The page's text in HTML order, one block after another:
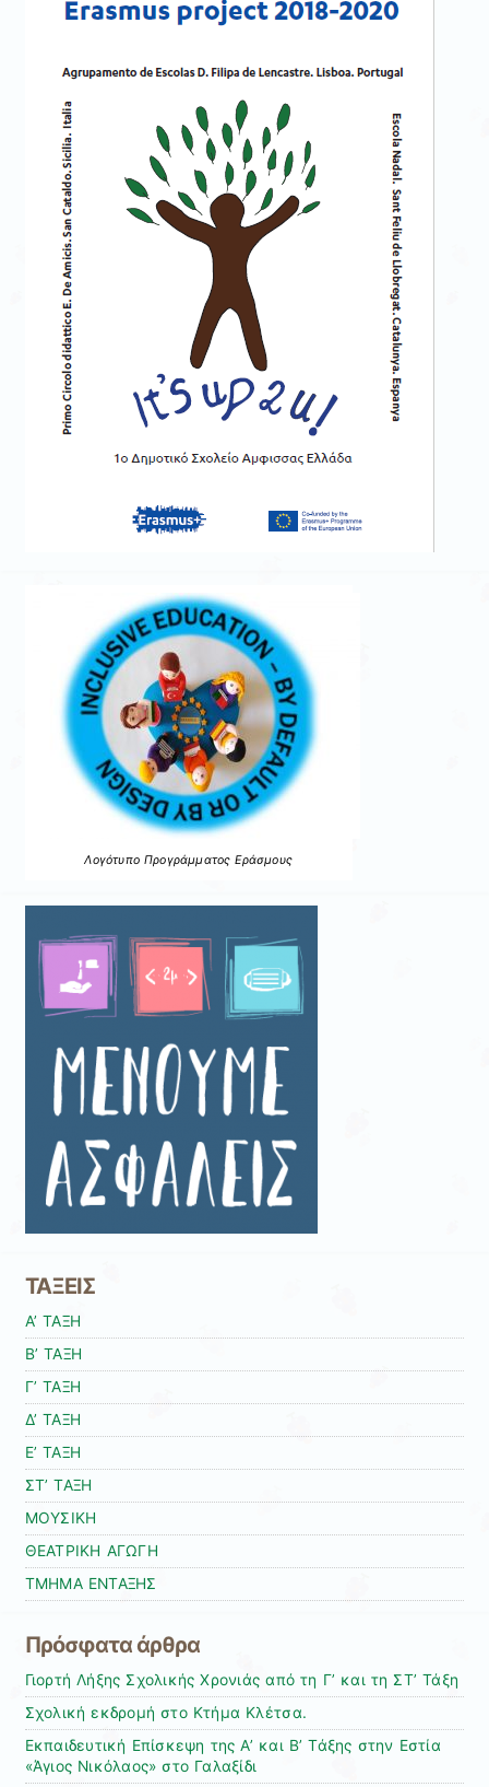
Λογότυπο Προγράμματος Εράσμους
ΤΑΞΕΙΣ
Α’ ΤΑΞΗ
Β’ ΤΑΞΗ
Γ’ ΤΑΞΗ
Δ’ ΤΑΞΗ
Ε’ ΤΑΞΗ
ΣΤ’ ΤΑΞΗ
ΜΟΥΣΙΚΗ
ΘΕΑΤΡΙΚΗ ΑΓΩΓΗ
ΤΜΗΜΑ ΕΝΤΑΞΗΣ
Πρόσφατα άρθρα
Γιορτή Λήξης Σχολικής Χρονιάς από τη Γ’ και τη ΣΤ’ Τάξη
Σχολική εκδρομή στο Κτήμα Κλέτσα.
Εκπαιδευτική Επίσκεψη της Α’ και Β’ Τάξης στην Εστία
«Άγιος Νικόλαος» στο Γαλαξίδι